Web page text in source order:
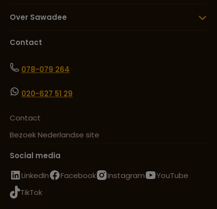
Over Sawadee
Contact
078-079 264
020-627 51 29
Contact
Bezoek Nederlandse site
Social media
LinkedIn
Facebook Instagram
YouTube
TikTok